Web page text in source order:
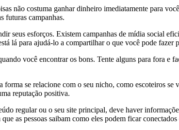
não costuma ganhar dinheiro imediatamente para
futuras campanhas.
seus esforços. Existem campanhas de mídia social
lá para ajudá-lo a compartilhar o que você pode fazer
você encontrar os bons. Tente alguns para fora e
se relacione com o seu nicho, como escoteiros se
reputação positiva.
regular ou o seu site principal, deve haver
as pessoas saibam como eles podem ficar